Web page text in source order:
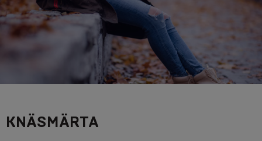
KNÄSMÄRTA